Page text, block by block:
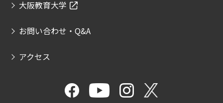
大阪教育大学
お問い合わせ・Q&A
アクセス